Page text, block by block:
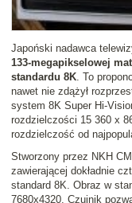
Japoński nadawca
133-megapikselowej
standardu 8K. To
nawet nie zdążył
system 8K Super Hi-
rozdzielczości 15 360 x
rozdzielczość od
Stworzony przez NKH
zawierającej dokładnie
standard 8K. Obraz w
7680x4320. Czujnik